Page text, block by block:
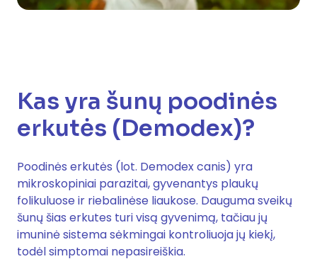
Kas yra šunų poodinės
erkutės (Demodex)?
Poodinės erkutės (lot. Demodex canis) yra
mikroskopiniai parazitai, gyvenantys plaukų
folikuluose ir riebalinėse liaukose. Dauguma sveikų
šunų šias erkutes turi visą gyvenimą, tačiau jų
imuninė sistema sėkmingai kontroliuoja jų kiekį,
todėl simptomai nepasireiškia.